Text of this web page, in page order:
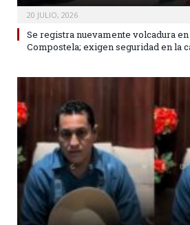
20 JULIO, 2026
Se registra nuevamente volcadura en
Compostela; exigen seguridad en la